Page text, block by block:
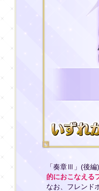
「奏章Ⅲ」(後
的におこなえる
なお、フレンド